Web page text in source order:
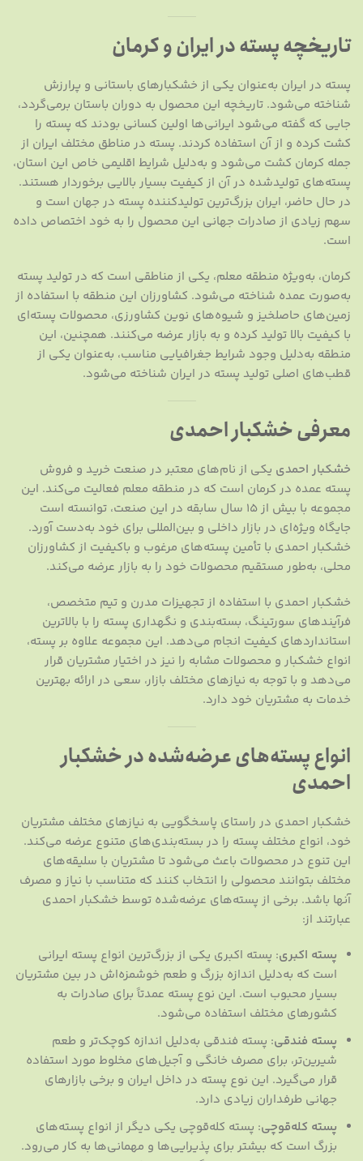
تاریخچه پسته در ایران و کرمان
پسته در ایران به‌عنوان یکی از خشکبارهای باستانی و پرارزش
شناخته می‌شود. تاریخچه این محصول به دوران باستان برمی‌گردد،
جایی که گفته می‌شود ایرانی‌ها اولین کسانی بودند که پسته را
کشت کرده و از آن استفاده کردند. پسته در مناطق مختلف ایران از
جمله کرمان کشت می‌شود و به‌دلیل شرایط اقلیمی خاص این استان،
پسته‌های تولیدشده در آن از کیفیت بسیار بالایی برخوردار هستند.
در حال حاضر، ایران بزرگ‌ترین تولیدکننده پسته در جهان است و
سهم زیادی از صادرات جهانی این محصول را به خود اختصاص داده
است.
کرمان، به‌ویژه منطقه معلم، یکی از مناطقی است که در تولید پسته
به‌صورت عمده شناخته می‌شود. کشاورزان این منطقه با استفاده از
زمین‌های حاصلخیز و شیوه‌های نوین کشاورزی، محصولات پسته‌ای
با کیفیت بالا تولید کرده و به بازار عرضه می‌کنند. همچنین، این
منطقه به‌دلیل وجود شرایط جغرافیایی مناسب، به‌عنوان یکی از
قطب‌های اصلی تولید پسته در ایران شناخته می‌شود.
معرفی خشکبار احمدی
خشکبار احمدی یکی از نام‌های معتبر در صنعت خرید و فروش
پسته عمده در کرمان است که در منطقه معلم فعالیت می‌کند. این
مجموعه با بیش از ۱۵ سال سابقه در این صنعت، توانسته است
جایگاه ویژه‌ای در بازار داخلی و بین‌المللی برای خود به‌دست آورد.
خشکبار احمدی با تأمین پسته‌های مرغوب و باکیفیت از کشاورزان
محلی، به‌طور مستقیم محصولات خود را به بازار عرضه می‌کند.
خشکبار احمدی با استفاده از تجهیزات مدرن و تیم متخصص،
فرآیندهای سورتینگ، بسته‌بندی و نگهداری پسته را با بالاترین
استانداردهای کیفیت انجام می‌دهد. این مجموعه علاوه بر پسته،
انواع خشکبار و محصولات مشابه را نیز در اختیار مشتریان قرار
می‌دهد و با توجه به نیازهای مختلف بازار، سعی در ارائه بهترین
خدمات به مشتریان خود دارد.
انواع پسته‌های عرضه‌شده در خشکبار
احمدی
خشکبار احمدی در راستای پاسخگویی به نیازهای مختلف مشتریان
خود، انواع مختلف پسته را در بسته‌بندی‌های متنوع عرضه می‌کند.
این تنوع در محصولات باعث می‌شود تا مشتریان با سلیقه‌های
مختلف بتوانند محصولی را انتخاب کنند که متناسب با نیاز و مصرف
آنها باشد. برخی از پسته‌های عرضه‌شده توسط خشکبار احمدی
عبارتند از:
پسته اکبری: پسته اکبری یکی از بزرگ‌ترین انواع پسته ایرانی
است که به‌دلیل اندازه بزرگ و طعم خوشمزه‌اش در بین مشتریان
بسیار محبوب است. این نوع پسته عمدتاً برای صادرات به
کشورهای مختلف استفاده می‌شود.
پسته فندقی: پسته فندقی به‌دلیل اندازه کوچک‌تر و طعم
شیرین‌تر، برای مصرف خانگی و آجیل‌های مخلوط مورد استفاده
قرار می‌گیرد. این نوع پسته در داخل ایران و برخی بازارهای
جهانی طرفداران زیادی دارد.
پسته کله‌قوچی: پسته کله‌قوچی یکی دیگر از انواع پسته‌های
بزرگ است که بیشتر برای پذیرایی‌ها و مهمانی‌ها به کار می‌رود.